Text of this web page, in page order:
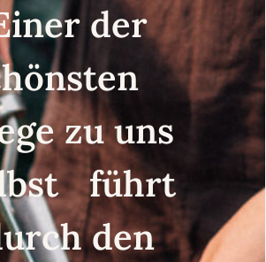
der
zu uns
führt
den